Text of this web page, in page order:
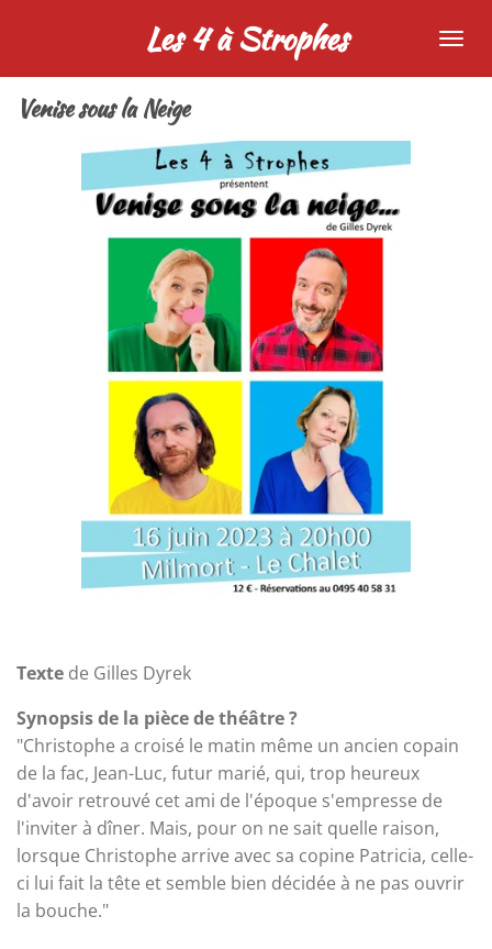
contenu
principal
Les 4 à Strophes
Venise sous la Neige
Texte de Gilles Dyrek
Synopsis de la pièce de théâtre ?
"Christophe a croisé le matin même un ancien copain
de la fac, Jean-Luc, futur marié, qui, trop heureux
d'avoir retrouvé cet ami de l'époque s'empresse de
l'inviter à dîner. Mais, pour on ne sait quelle raison,
lorsque Christophe arrive avec sa copine Patricia, celle-
ci lui fait la tête et semble bien décidée à ne pas ouvrir
la bouche."